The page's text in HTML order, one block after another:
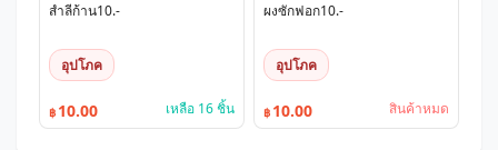
สำลีก้าน10.-
อุปโภค
฿ 10.00 เหลือ 16 ชิ้น
ผงซักฟอก10.-
อุปโภค
฿ 10.00 สินค้าหมด